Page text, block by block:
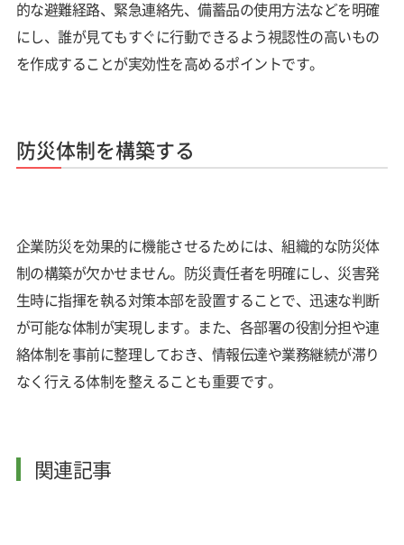
的な避難経路、緊急連絡先、備蓄品の使用方法などを明確
にし、誰が見てもすぐに行動できるよう視認性の高いもの
を作成することが実効性を高めるポイントです。
防災体制を構築する
企業防災を効果的に機能させるためには、組織的な防災体
制の構築が欠かせません。防災責任者を明確にし、災害発
生時に指揮を執る対策本部を設置することで、迅速な判断
が可能な体制が実現します。また、各部署の役割分担や連
絡体制を事前に整理しておき、情報伝達や業務継続が滞り
なく行える体制を整えることも重要です。
関連記事